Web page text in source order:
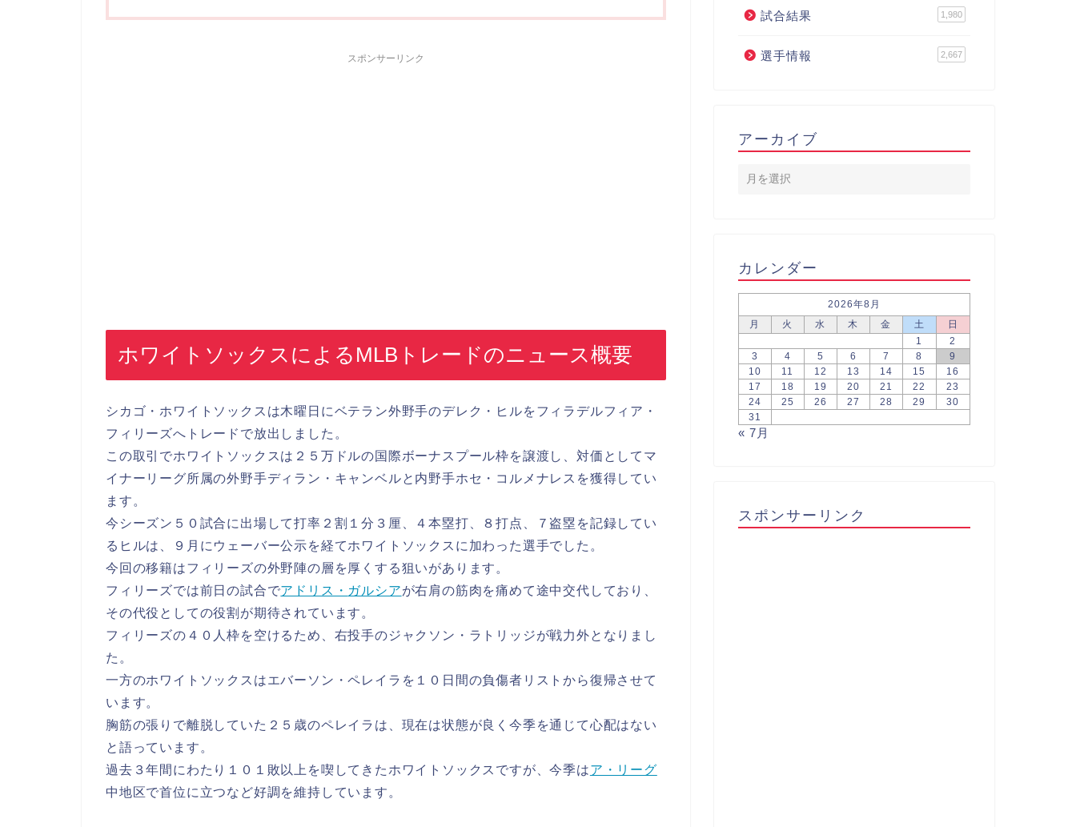
スポンサーリンク
ホワイトソックスによるMLBトレードのニュース概要
シカゴ・ホワイトソックスは木曜日にベテラン外野手のデレク・ヒルをフィラデルフィア・
フィリーズへトレードで放出しました。
この取引でホワイトソックスは２５万ドルの国際ボーナスプール枠を譲渡し、対価としてマ
イナーリーグ所属の外野手ディラン・キャンベルと内野手ホセ・コルメナレスを獲得してい
ます。
今シーズン５０試合に出場して打率２割１分３厘、４本塁打、８打点、７盗塁を記録してい
るヒルは、９月にウェーバー公示を経てホワイトソックスに加わった選手でした。
今回の移籍はフィリーズの外野陣の層を厚くする狙いがあります。
フィリーズでは前日の試合でアドリス・ ガルシアが右肩の筋肉を痛めて途中交代しており、
その代役としての役割が期待されています。
フィリーズの４０人枠を空けるため、右投手のジャクソン・ラトリッジが戦力外となりまし
た。
一方のホワイトソックスはエバーソン・ペレイラを１０日間の負傷者リストから復帰させて
います。
胸筋の張りで離脱していた２５歳のペレイラは、現在は状態が良く今季を通じて心配はない
と語っています。
過去３年間にわたり１０１敗以上を喫してきたホワイトソックスですが、今季はア・リーグ
中地区で首位に立つなど好調を維持しています。
試合結果 1,980
選手情報 2,667
アーカイブ
カレンダー
2026年8月
月
火 水 木 金 土
日
1
2
3
4 5 6 7 8
9
10
11 12 13 14 15
16
17
18 19 20 21 22
23
24
25 26 27 28 29
30
31
« 7月
スポンサーリンク